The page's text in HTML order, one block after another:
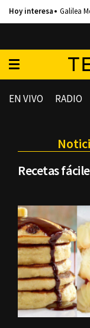
Galilea
EN VIVO RADIO
Recetas